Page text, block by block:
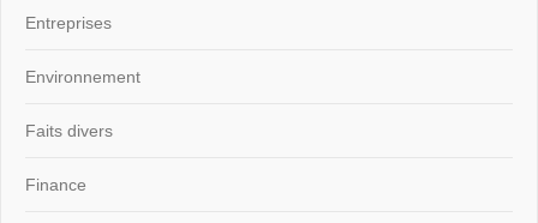
Entreprises
Environnement
Faits divers
Finance